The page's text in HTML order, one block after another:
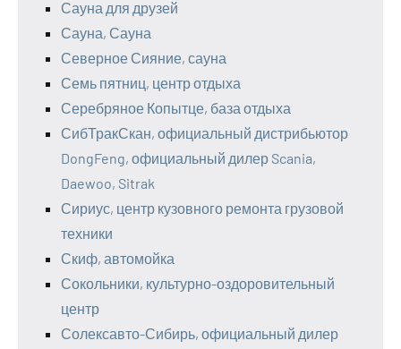
Сауна для друзей
Сауна, Сауна
Северное Сияние, сауна
Семь пятниц, центр отдыха
Серебряное Копытце, база отдыха
СибТракСкан, официальный дистрибьютор
DongFeng, официальный дилер Scania,
Daewoo, Sitrak
Сириус, центр кузовного ремонта грузовой
техники
Скиф, автомойка
Сокольники, культурно-оздоровительный
центр
Солексавто-Сибирь, официальный дилер